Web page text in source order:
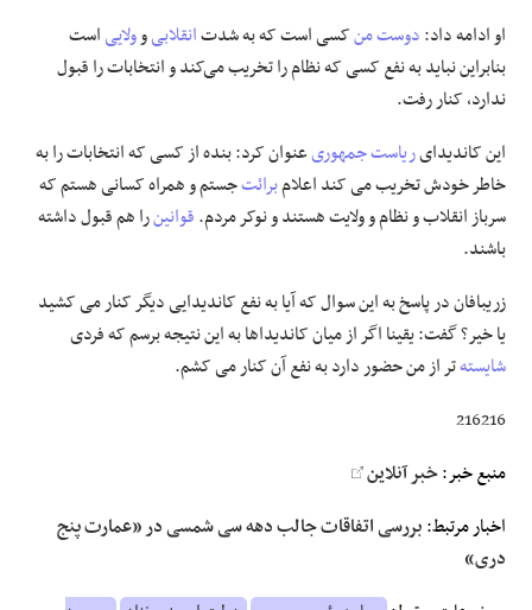
او ادامه داد:دوست منکسی است که به شدتانقلابیوولاییاست
بنابراین نباید به نفع کسی که نظام را تخریب می‌کند و انتخابات را قبول
ندارد، کنار رفت.
این کاندیدایریاست جمهوریعنوان کرد: بنده از کسی که انتخابات را به
خاطر خودش تخریب می کند اعلامبرائتجستم و همراه کسانی هستم که
سرباز انقلاب و نظام و ولایت هستند و نوکر مردم.قوانینرا هم قبول داشته
باشند.
زریبافان در پاسخ به این سوال که آیا به نفع کاندیدایی دیگر کنار می کشید
یا خیر؟ گفت: یقینا اگر از میان کاندیداها به این نتیجه برسم که فردی
شایستهتر از من حضور دارد به نفع آن کنار می کشم.
216216
منبع خبر:خبر آنلاین
اخبار مرتبط:بررسی اتفاقات جالب دهه سی شمسی در «عمارت پنج
دری»